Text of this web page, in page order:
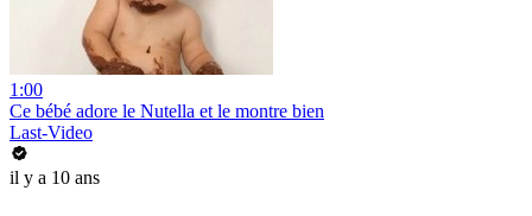
1:00
Ce bébé adore le Nutella et le montre bien
Last-Video
il y a 10 ans